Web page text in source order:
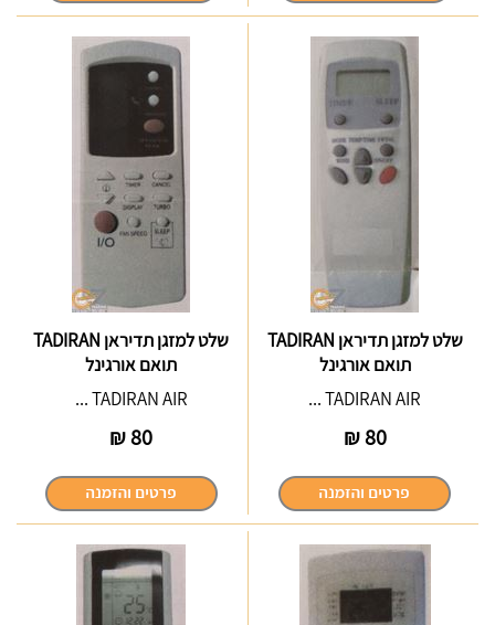
שלט למזגן תדיראן TADIRAN
תואם אורגינל
TADIRAN AIR ...
80
₪
שלט למזגן תדיראן TADIRAN
תואם אורגינל
TADIRAN AIR ...
80
₪